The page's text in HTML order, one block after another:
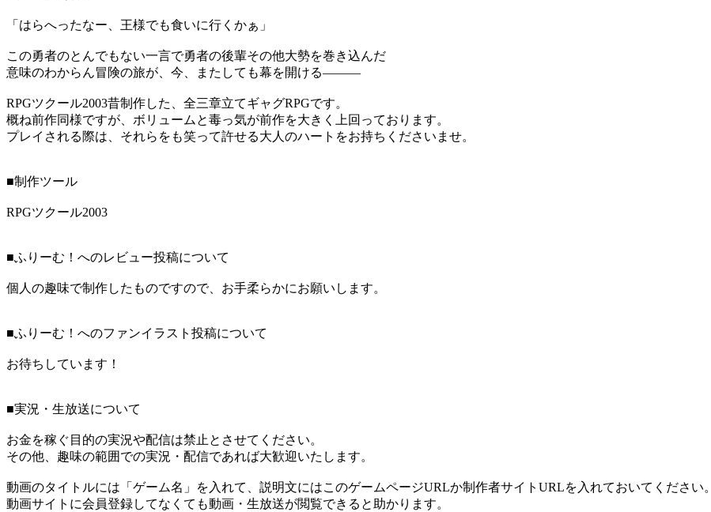
「はらへったなー、王様でも食いに行くかぁ」
この勇者のとんでもない一言で勇者の後輩その他大勢を巻き込んだ
意味のわからん冒険の旅が、今、またしても幕を開ける―――
RPGツクール2003昔制作した、全三章立てギャグRPGです。
概ね前作同様ですが、ボリュームと毒っ気が前作を大きく上回っております。
プレイされる際は、それらをも笑って許せる大人のハートをお持ちくださいませ。
■制作ツール
RPGツクール2003
■ふりーむ！へのレビュー投稿について
個人の趣味で制作したものですので、お手柔らかにお願いします。
■ふりーむ！へのファンイラスト投稿について
お待ちしています！
■実況・生放送について
お金を稼ぐ目的の実況や配信は禁止とさせてください。
その他、趣味の範囲での実況・配信であれば大歓迎いたします。
動画のタイトルには「ゲーム名」を入れて、説明文にはこのゲームページURLか制作者サイトURLを入れておいてください。
動画サイトに会員登録してなくても動画・生放送が閲覧できると助かります。